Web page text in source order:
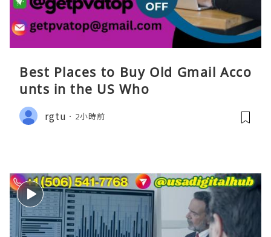
Best Places to Buy Old Gmail Acco
unts in the US Who
rgtu 2小時前